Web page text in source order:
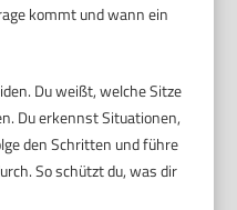
kommt und wann ein
Du weißt, welche Sitze
Du erkennst Situationen,
den Schritten und führe
So schützt du, was dir